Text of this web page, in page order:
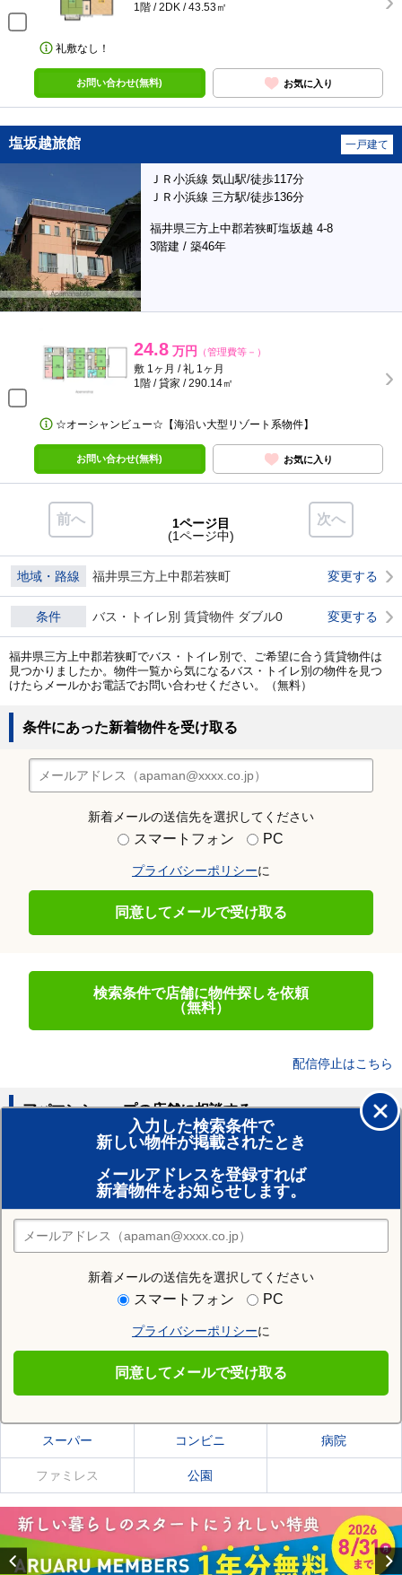
1階 / 2DK / 43.53㎡
礼敷なし！
お問い合わせ(無料) お気に入り
塩坂越旅館 一戸建て
ＪＲ小浜線 気山駅/徒歩117分
ＪＲ小浜線 三方駅/徒歩136分
福井県三方上中郡若狭町塩坂越 4-8
3階建 / 築46年
24.8 万円 （管理費等－）
敷 1ヶ月 / 礼 1ヶ月
1階 / 貸家 / 290.14㎡
☆オーシャンビュー☆【海沿い大型リゾート系物件】
お問い合わせ(無料) お気に入り
前へ 次へ
1ページ目
(1ページ中)
地域・路線 福井県三方上中郡若狭町 変更する
条件 バス・トイレ別 賃貸物件 ダブル0 変更する
福井県三方上中郡若狭町でバス・トイレ別で、ご希望に合う賃貸物件は
見つかりましたか。物件一覧から気になるバス・トイレ別の物件を見つ
けたらメールかお電話でお問い合わせください。（無料）
条件にあった新着物件を受け取る
新着メールの送信先を選択してください
スマートフォン PC
プライバシーポリシーに
同意してメールで受け取る
検索条件で店舗に物件探しを依頼
（無料）
配信停止はこちら
入力した検索条件で
新しい物件が掲載されたとき
メールアドレスを登録すれば
新着物件をお知らせします。
新着メールの送信先を選択してください
スマートフォン PC
プライバシーポリシーに
同意してメールで受け取る
アパマンショップの店舗に相談する
賃貸のプロがお部屋探し！
おまかせ物件リクエスト
住みたい街の店舗を探す
店舗検索
住む街研究所で三方上中郡若狭町の情報を見る
三方上中郡若狭町の施設一覧
スーパー コンビニ 病院
ファミレス 公園
Previous